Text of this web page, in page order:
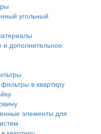
угольный
дополнительное
в квартиру
элементы для